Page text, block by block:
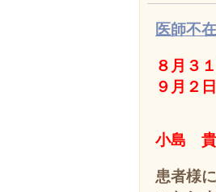
医師不
８ 月３
９月２
小島 貴
患者様